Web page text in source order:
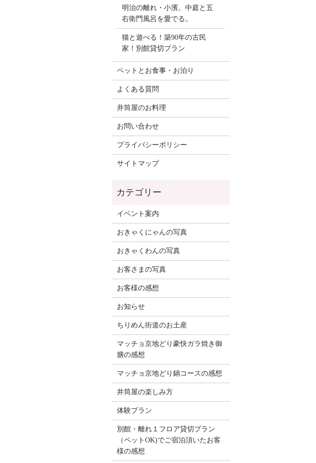
明治の離れ・小濱。中庭と五
右衛門風呂を愛でる。
猫と遊べる！築90年の古民
家！別館貸切プラン
ペットとお食事・お泊り
よくある質問
井筒屋のお料理
お問い合わせ
プライバシーポリシー
サイトマップ
イベント案内
おきゃくにゃんの写真
おきゃくわんの写真
お客さまの写真
お客様の感想
お知らせ
ちりめん街道のお土産
マッチョ京地どり豪快ガラ焼き御
膳の感想
マッチョ京地どり鍋コースの感想
井筒屋の楽しみ方
体験プラン
別館・離れ１フロア貸切プラン
（ペットOK)でご宿泊頂いたお客
様の感想